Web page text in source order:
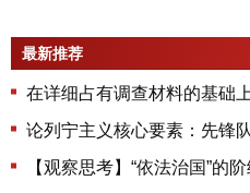
最新推荐
在详细占有调查材料的基础
论列宁主义核心要素：先锋
【观察思考】“依法治国”的